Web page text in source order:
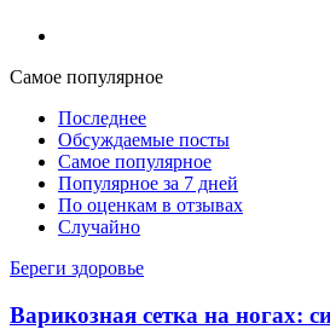
Самое популярное
Последнее
Обсуждаемые посты
Самое популярное
Популярное за 7 дней
По оценкам в отзывах
Случайно
Береги здоровье
Варикозная сетка на ногах: